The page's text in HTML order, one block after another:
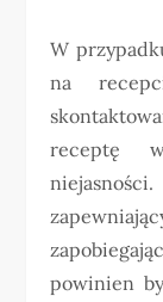
W
na
receptę
powinien